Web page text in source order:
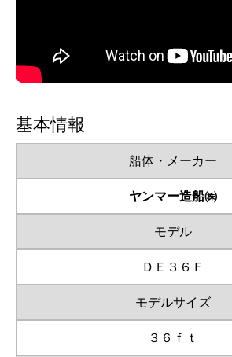
基本情報
船体・メーカー
ヤンマー造船㈱
モデル
ＤＥ３６Ｆ
モデルサイズ
３６ｆｔ